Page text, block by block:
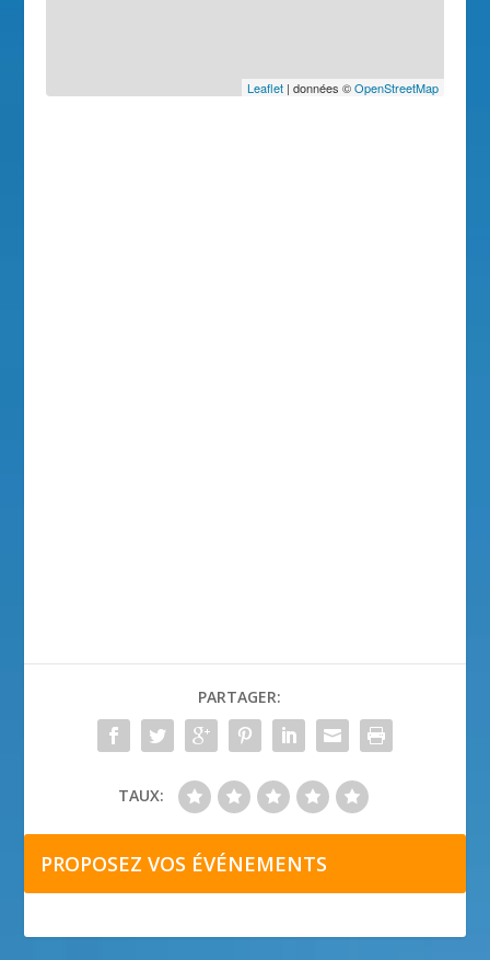
Leaflet| données ©OpenStreetMap
PARTAGER:
TAUX:
PROPOSEZ VOS ÉVÉNEMENTS